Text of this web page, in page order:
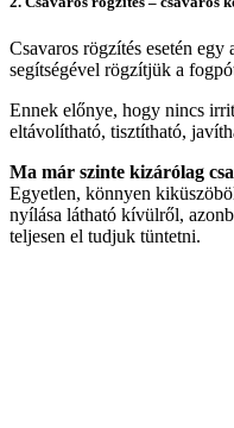
Csavaros rögzítés esetén
segítségével rögzítjük a
Ennek előnye, hogy nincs
eltávolítható, tisztítható,
Ma már szinte kizárólag
Egyetlen, könnyen
nyílása látható kívülről,
teljesen el tudjuk tüntetni.